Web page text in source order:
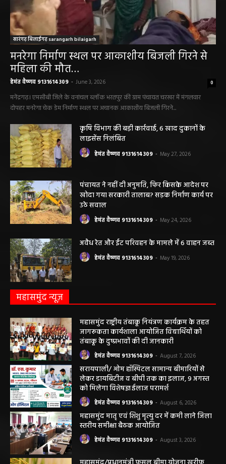
सारंगढ़ बिलाईगढ़ sarangarh bilaigarh
मनरेगा निर्माण स्थल पर आकाशीय बिजली गिरने से
महिला की मौत…
हेमंत वैष्णव 9131614309 - June 3, 2026 0
मनेंद्रगढ़। एमसीबी जिले के वनांचल ब्लॉक भरतपुर की ग्राम पंचायत चरखर में मंगलवार
दोपहर मनरेगा चेक डेम निर्माण स्थल पर अचानक आकाशीय बिजली गिरने...
कृषि विभाग की बड़ी कार्रवाई, 6 खाद दुकानों के
लाइसेंस निलंबित
हेमंत वैष्णव 9131614309 - May 27, 2026
पंचायत ने नहीं दी अनुमति, फिर किसके आदेश पर
खोदा गया सरकारी तालाब? सड़क निर्माण कार्य पर
उठे सवाल
हेमंत वैष्णव 9131614309 - May 24, 2026
अवैध रेत और ईंट परिवहन के मामले में 6 वाहन जब्त
हेमंत वैष्णव 9131614309 - May 19, 2026
महासमुंद न्यूज़
महासमुंद राष्ट्रीय तंबाकू नियंत्रण कार्यक्रम के तहत
जागरूकता कार्यशाला आयोजित विद्यार्थियों को
तंबाकू के दुष्प्रभावों की दी जानकारी
हेमंत वैष्णव 9131614309 - August 7, 2026
सरायपाली/ ओम हॉस्पिटल सामान्य बीमारियों से
लेकर डायबिटीज व बीपी तक का इलाज, 9 अगस्त
को मिलेगा विशेषज्ञ ईलाज परामर्श
हेमंत वैष्णव 9131614309 - August 6, 2026
महासमुंद मातृ एवं शिशु मृत्यु दर में कमी लाने जिला
स्तरीय समीक्षा बैठक आयोजित
हेमंत वैष्णव 9131614309 - August 3, 2026